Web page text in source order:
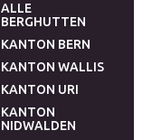
ALLE
BERGHUTTEN
KANTON BERN
KANTON WALLIS
KANTON URI
KANTON
NIDWALDEN